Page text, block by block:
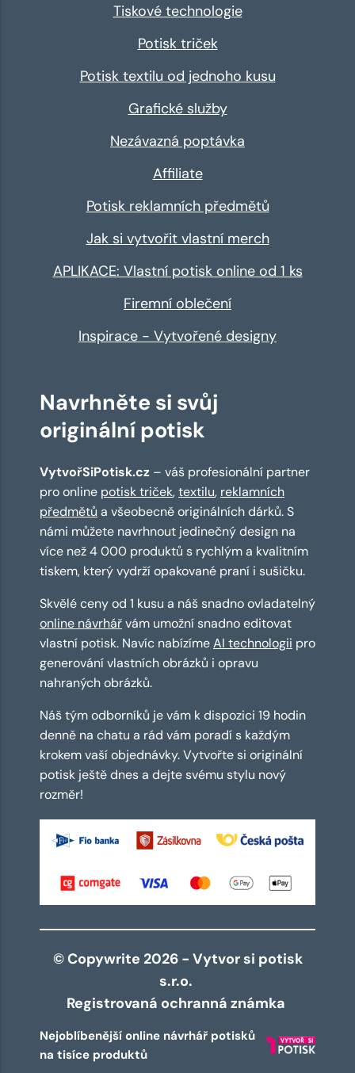
Tiskové technologie
Potisk triček
Potisk textilu od jednoho kusu
Grafické služby
Nezávazná poptávka
Affiliate
Potisk reklamních předmětů
Jak si vytvořit vlastní merch
APLIKACE: Vlastní potisk online od 1 ks
Firemní oblečení
Inspirace - Vytvořené designy
Navrhněte si svůj
originální potisk
VytvořSiPotisk.cz – váš profesionální partner
pro online potisk triček,textilu, reklamních
předmětů a všeobecně originálních dárků. S
námi můžete navrhnout jedinečný design na
více než 4 000 produktů s rychlým a kvalitním
tiskem, který vydrží opakované praní i sušičku.
Skvělé ceny od 1 kusu a náš snadno ovladatelný
online návrhářvám umožní snadno editovat
vlastní potisk. Navíc nabízímeAI technologii pro
generování vlastních obrázků i opravu
nahraných obrázků.
Náš tým odborníků je vám k dispozici 19 hodin
denně na chatu a rád vám poradí s každým
krokem vaší objednávky. Vytvořte si originální
potisk ještě dnes a dejte svému stylu nový
rozměr!
© Copywrite 2026 - Vytvor si potisk
s.r.o.
Registrovaná ochranná známka
Nejoblíbenější online návrhář potisků
na tisíce produktů